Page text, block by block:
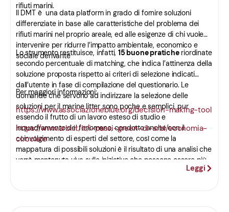
rifiuti marini.
Il DMT è una data platform in grado di fornire soluzioni
differenziate in base alle caratteristiche del problema dei
rifiuti marini nel proprio areale, ed alle esigenze di chi vuole
intervenire per ridurre l’impatto ambientale, economico e
sociale derivante
Lo strumento restituisce, infatti, 15 buone praticheriordinate
secondo percentuale di matching, che indica l’attinenza della
soluzione proposta rispetto ai criteri di selezione indicati
dall’utente in fase di compilazione del questionario. Le
domande che servono ad indirizzare la selezione delle
soluzioni per il marine litter sono poche e semplici, pur
essendo il frutto di un lavoro esteso di studio e
inquadramento del fenomeno, condotto anche con il
coinvolgimento di esperti del settore, così come la
mappatura di possibili soluzioni è il risultato di una analisi che
verrà mantenuta viva sulle iniziative che possono essere più
Per maggiori informazioni:
https://www.associazioneblue.org/decision-making-tool
https://www.arbi.it/it/i-passi-green-di-arbi/economia-
circolare
Leggi